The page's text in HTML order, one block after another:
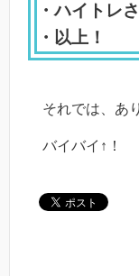
・ハイトレ
・以上！
それでは、あ
バイバイ↑！